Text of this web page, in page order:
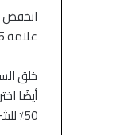
انخفض
علامة 1،875 دولار. بالقرب من علامة 1،875 دولار أمريكي. يبدو أن نمط قاع مزدوج يتشكل.
50٪ للشريحة الأخيرة من قمة التأرجح عند 1944 دولارًا إلى القاع عند 1،874 دولارًا.